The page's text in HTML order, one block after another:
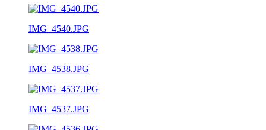
IMG_4540.JPG
IMG_4538.JPG
IMG_4537.JPG